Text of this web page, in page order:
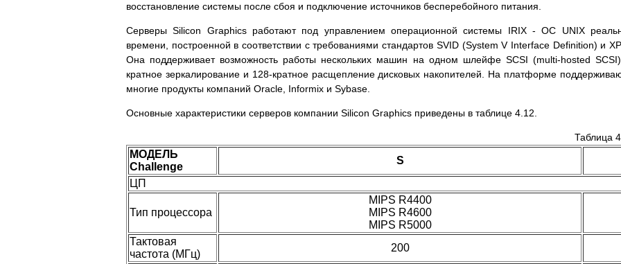
восстановление системы после сбоя и подключение источников бесперебойного питания.
Серверы Silicon Graphics работают под управлением операционной системы IRIX - ОС UNIX
времени, построенной в соответствии с требованиями стандартов SVID (System V Interface Definition) и
Она поддерживает возможность работы нескольких машин на одном шлейфе SCSI (multi-hosted
кратное зеркалирование и 128-кратное расщепление дисковых накопителей. На платформе
многие продукты компаний Oracle, Informix и Sybase.
Основные характеристики серверов компании Silicon Graphics приведены в таблице 4.12.
Таблица
МОДЕЛЬ
Challenge
S
ЦП
Тип процессора
MIPS R4400
MIPS R4600
MIPS R5000
Тактовая
частота (МГц)
200